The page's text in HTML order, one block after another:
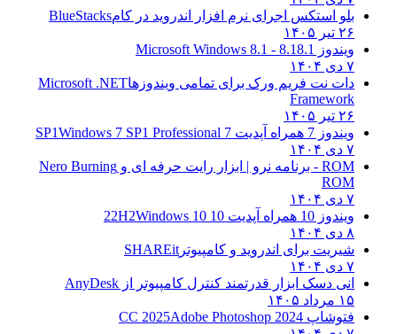
بلو استکس اجرای نرم افزار اندروید در کامBlueStacks
۲۶ تیر ۱۴۰۵
ویندوز 8.1
8.1 - Microsoft Windows 8.1
۷ دی ۱۴۰۴
دات نت فریم ورک برای تمامی ویندوزهاMicrosoft .NET
Framework
۲۶ تیر ۱۴۰۵
ویندوز 7 همراه آپدیت 7 SP1
Windows 7 SP1 Professional
۷ دی ۱۴۰۴
ROM - برنامه نرو | ابزار رایت حرفه ای و
Nero Burning
ROM
۷ دی ۱۴۰۴
ویندوز 10 همراه آپدیت 10 22H2
Windows 10
۸ دی ۱۴۰۴
شیریت برای اندروید و کامپیوتر SHAREit
۷ دی ۱۴۰۴
انی دسک ابزار قدرتمند کنترل کامپیوتر از AnyDesk
۱۵ مرداد ۱۴۰۵
فتوشاپ CC 2025 Adobe Photoshop 2024